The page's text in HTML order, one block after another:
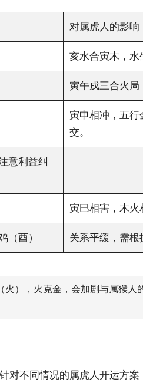
对属虎人的影响
亥水合寅木，水
寅午戌三合火局
寅申相冲，五
交。
意利益纠
寅巳相害，木火
（酉） 关系平缓，需根
火），火克金，会加剧与属猴
对不同情况的属虎人开运方案